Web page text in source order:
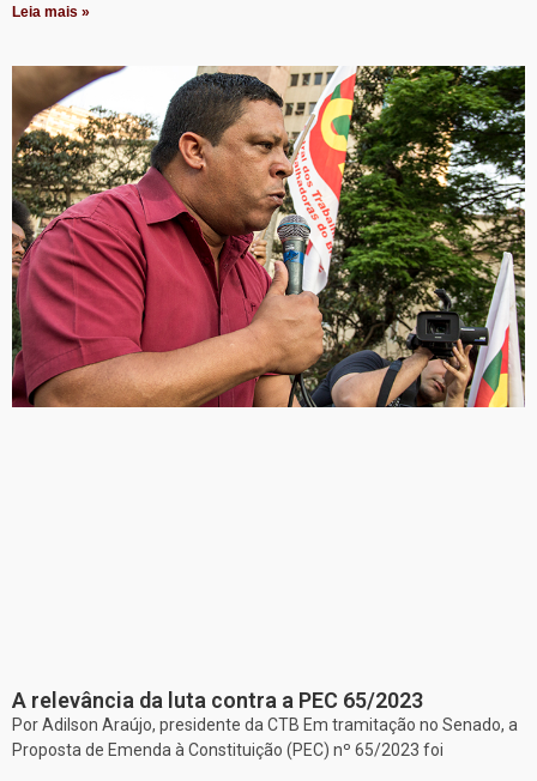
Leia mais »
A relevância da luta contra a PEC 65/2023
Por Adilson Araújo, presidente da CTB Em tramitação no Senado, a
Proposta de Emenda à Constituição (PEC) nº 65/2023 foi